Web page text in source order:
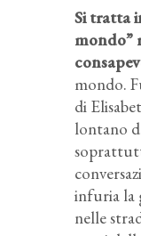
Si tratta
mondo”
mondo.
di
lontano
infuria la
nelle